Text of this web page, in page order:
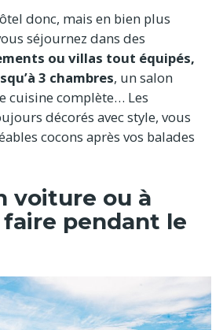
donc, mais en bien plus
séjournez dans des
ou villas tout équipés,
3 chambres, un salon
cuisine complète… Les
décorés avec style, vous
cocons après vos balades
voiture ou à
pendant le